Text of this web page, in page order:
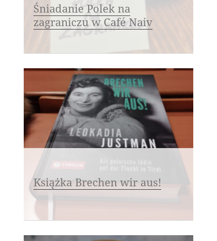
Śniadanie Polek na
zagraniczu w Café Naiv
Książka Brechen wir aus!